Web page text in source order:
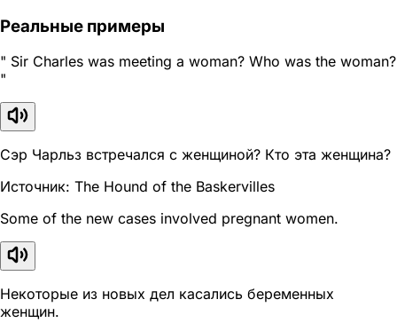
Реальные примеры
" Sir Charles was meeting a woman? Who was the woman?
"
Сэр Чарльз встречался с женщиной? Кто эта женщина?
Источник: The Hound of the Baskervilles
Some of the new cases involved pregnant women.
Некоторые из новых дел касались беременных
женщин.